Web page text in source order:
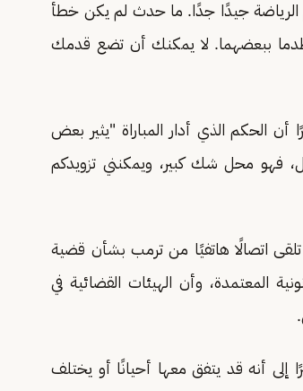
جيدًا جدًا. ما حدث لم يكن خطأ
ببعضهما. لا يمكنك أن تضع قدمك
أن الحكم الذي أدار المباراة "يثير بعض
فهو محل شك كبير، ويمكنني تزويدكم
تلقى اتصالًا هاتفيًا من ترمب بشأن قضية
المعتمدة، وأن الهيئات القضائية في
إلى أنه قد يتفق معها أحيانًا أو يختلف